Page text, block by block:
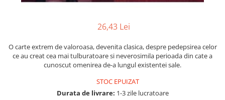
Diete
Gastronomik
26,43 Lei
O carte extrem de valoroasa, devenita clasica, despre pedep­sirea celor
ce au creat cea mai tulburatoare si neverosimila pe­rioada din cate a
cunoscut omenirea de-a lungul existentei sale.
STOC EPUIZAT
Durata de livrare: 1-3 zile lucratoare